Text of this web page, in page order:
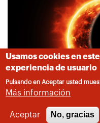
Usamos cookies en
experiencia de usuario
Pulsando en Aceptar usted
Más información
Aceptar No, gracias